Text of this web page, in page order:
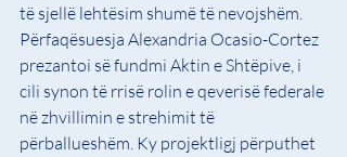
të sjellë lehtësim shumë të nevojshëm.
Përfaqësuesja Alexandria Ocasio-Cortez
prezantoi së fundmi Aktin e Shtëpive, i
cili synon të rrisë rolin e qeverisë federale
në zhvillimin e strehimit të
përballueshëm. Ky projektligj përputhet